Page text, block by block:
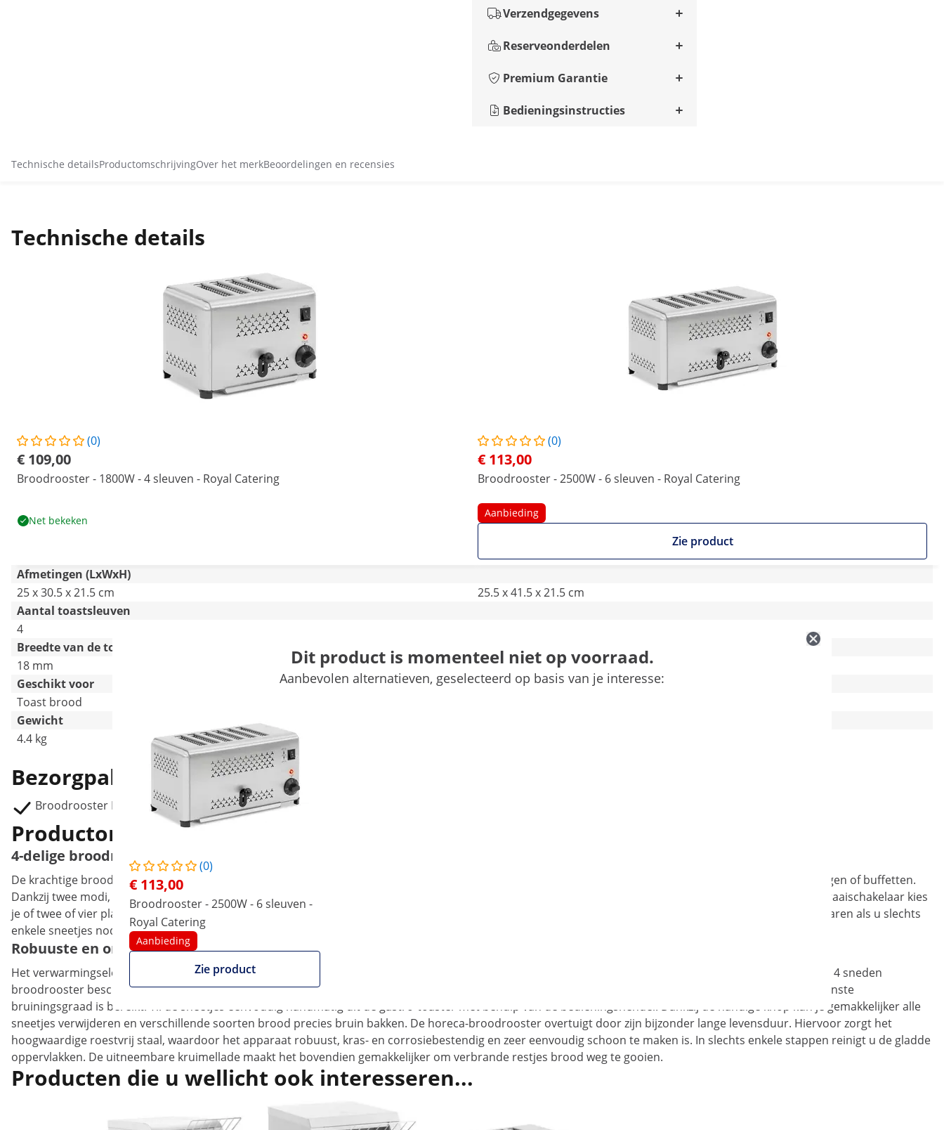
Verzendgegevens
Reserveonderdelen
Premium Garantie
Bedieningsinstructies
Technische detailsProductomschrijvingOver het merkBeoordelingen en recensies
Technische details
(0)
€ 109,00
Broodrooster - 1800W - 4 sleuven - Royal Catering
Net bekeken
(0)
€ 113,00
Broodrooster - 2500W - 6 sleuven - Royal Catering
Aanbieding
Zie product
Afmetingen (LxWxH)
25 x 30.5 x 21.5 cm
25.5 x 41.5 x 21.5 cm
Aantal toastsleuven
4
Breedte van de toastsleuven
18 mm
18 mm
Geschikt voor
Toast brood
Gewicht
4.4 kg
Bezorgpakket
Broodrooster RCET-4N
Dit product is momenteel niet op voorraad.
Aanbevolen alternatieven, geselecteerd op basis van je interesse:
(0)
€ 113,00
Broodrooster - 2500W - 6 sleuven -
Royal Catering
Aanbieding
Zie product
Productomschrijving
4-delige broodrooster voor professioneel gebruik
De krachtige broodrooster van Royal Catering is ideaal voor het bereiden van toast voor brunch of zelfbediening in restaurants, cafés, hotels, jeugdherbergen of buffetten.
Dankzij twee modi, een timer van 5 minuten en een handmatige bedieningshendel, bepaal je nauwkeurig de bruiningsgraad van je sneetjes toast. Met de draaischakelaar kies
je of twee of vier plakjes tegelijk bruin worden. Zo kunt u afhankelijk van het aantal gasten flexibel de gewenste hoeveelheid toast bereiden en energie besparen als u slechts
enkele sneetjes nodig heeft. De compacte gastro-toaster is veelzijdig en kan zelfs de zwaarste uitdagingen aan.
Robuuste en onderhoudsvriendelijke broodrooster van roestvrij staal
Het verwarmingselement van 1800 W zorgt binnen enkele minuten voor knapperig brood en zorgt altijd voor het beste resultaat voor de bakproducten. De 4 sneden
broodrooster beschikt over een timer die je met de draaischakelaar instelt op maximaal 5 minuten. Stop indien nodig het proces vroegtijdig zodra de gewenste
bruiningsgraad is bereikt. Til de sneetjes eenvoudig handmatig uit de gastro-toaster met behulp van de bedieningshendel. Dankzij de handige knop kun je gemakkelijker alle
sneetjes verwijderen en verschillende soorten brood precies bruin bakken. De horeca-broodrooster overtuigt door zijn bijzonder lange levensduur. Hiervoor zorgt het
hoogwaardige roestvrij staal, waardoor het apparaat robuust, kras- en corrosiebestendig en zeer eenvoudig schoon te maken is. In slechts enkele stappen reinigt u de gladde
oppervlakken. De uitneembare kruimellade maakt het bovendien gemakkelijker om verbrande restjes brood weg te gooien.
Producten die u wellicht ook interesseren...